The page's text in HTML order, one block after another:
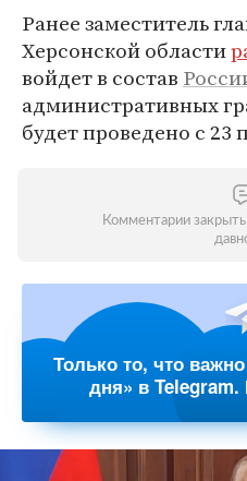
Ранее заместитель
Херсонской области
войдет в состав
административных
будет проведено с 23
Комментарии
Только то, что
дня» в